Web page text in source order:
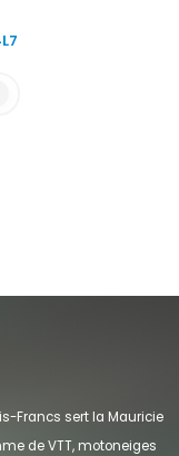
Francs sert la Mauricie
de VTT, motoneiges